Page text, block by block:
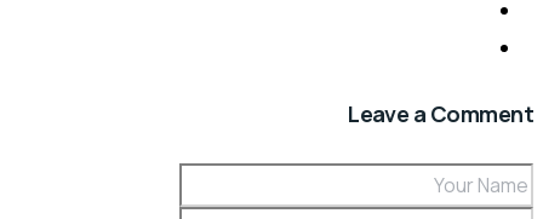
Leave a Comment